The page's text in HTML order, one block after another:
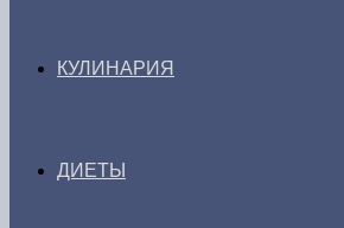
КУЛИНАРИЯ
ДИЕТЫ